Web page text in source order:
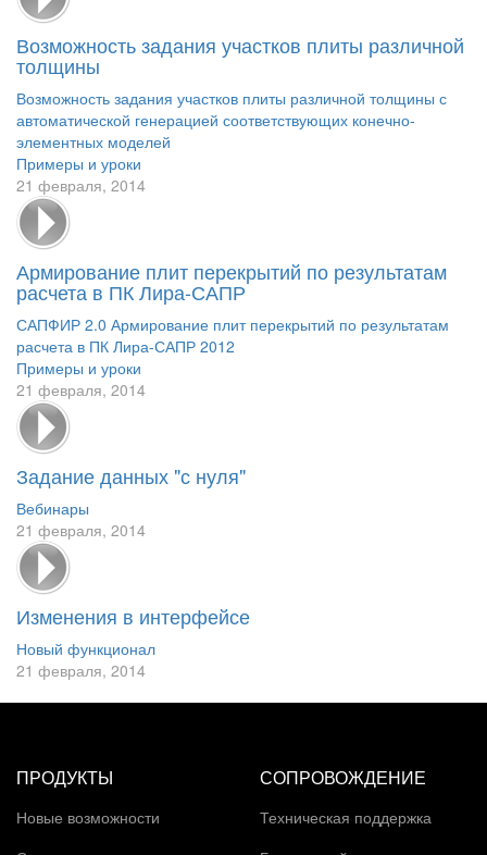
Возможность задания участков плиты различной
толщины
Возможность задания участков плиты различной толщины с
автоматической генерацией соответствующих конечно-
элементных моделей
Примеры и уроки
21 февраля, 2014
Армирование плит перекрытий по результатам
расчета в ПК Лира-САПР
САПФИР 2.0 Армирование плит перекрытий по результатам
расчета в ПК Лира-САПР 2012
Примеры и уроки
21 февраля, 2014
Задание данных "с нуля"
Вебинары
21 февраля, 2014
Изменения в интерфейсе
Новый функционал
21 февраля, 2014
ПРОДУКТЫ
Новые возможности
СОПРОВОЖДЕНИЕ
Техническая поддержка